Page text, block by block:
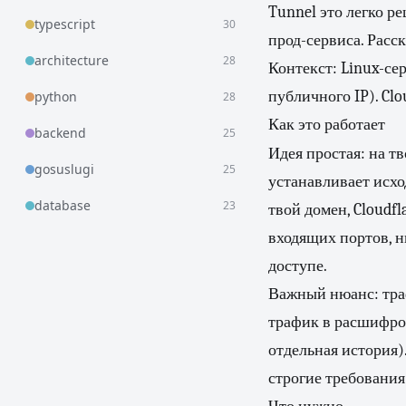
typescript 30
architecture 28
python 28
backend 25
gosuslugi 25
database 23
Tunnel это легко
прод-сервиса.
Контекст: Linux-
публичного IP).
Как это работает
Идея простая: на
устанавливает
твой домен,
входящих портов,
доступе.
Важный нюанс:
трафик в
отдельная
строгие